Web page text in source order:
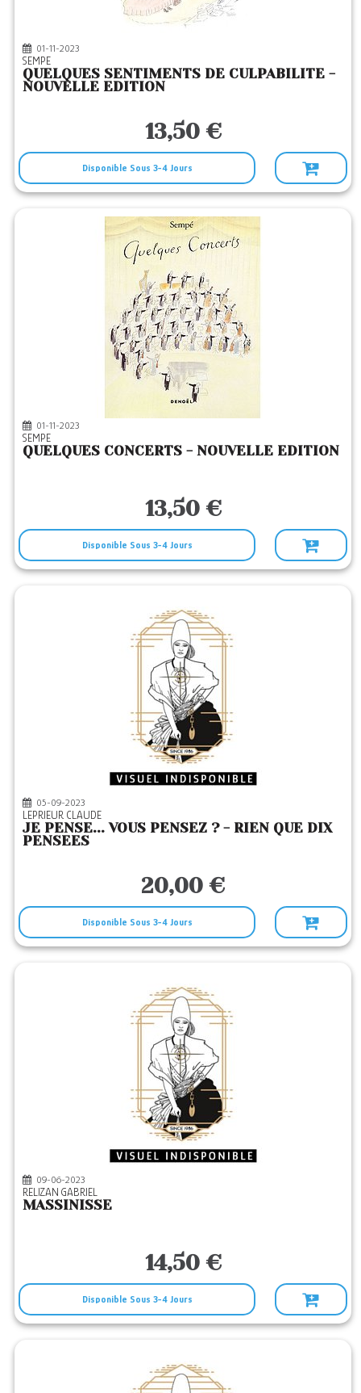
01-11-2023
SEMPE
QUELQUES SENTIMENTS DE CULPABILITE -
NOUVELLE EDITION
13,50 €
Disponible Sous 3-4 Jours
01-11-2023
SEMPE
QUELQUES CONCERTS - NOUVELLE EDITION
13,50 €
Disponible Sous 3-4 Jours
05-09-2023
LEPRIEUR CLAUDE
JE PENSE... VOUS PENSEZ ? - RIEN QUE DIX
PENSEES
20,00 €
Disponible Sous 3-4 Jours
09-06-2023
RELIZAN GABRIEL
MASSINISSE
14,50 €
Disponible Sous 3-4 Jours